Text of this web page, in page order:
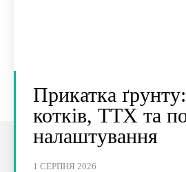
Прикатка
котків, ТТХ та
налаштування
1 СЕРПНЯ 2026